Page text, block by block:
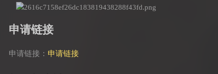
申请链接
申请链接： 申请链接